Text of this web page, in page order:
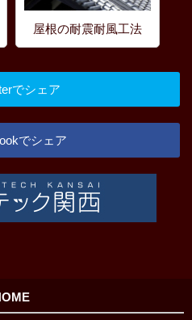
屋根の耐震耐風工法
でシェア
でシェア